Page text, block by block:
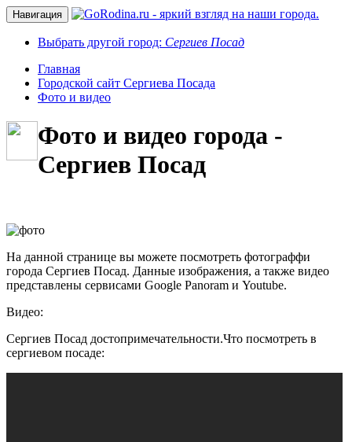
Навигация
Выбрать другой город: Сергиев Посад
Главная
Городской сайт Сергиева Посада
Фото и видео
Фото и видео города -
Сергиев Посад
На данной странице вы можете посмотреть фотограффи
города Сергиев Посад. Данные изображения, а также видео
представлены сервисами Google Panoram и Youtube.
Видео:
Сергиев Посад достопримечательности.Что посмотреть в
сергиевом посаде: